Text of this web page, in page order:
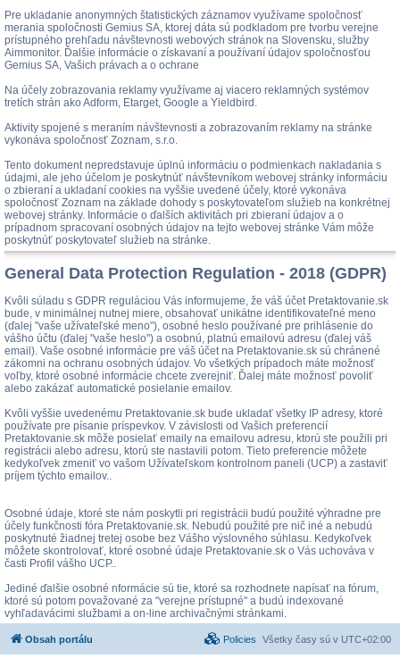
Pre ukladanie anonymných štatistických záznamov využívame spoločnosť
merania spoločnosti Gemius SA, ktorej dáta sú podkladom pre tvorbu verejne
prístupného prehľadu návštevnosti webových stránok na Slovensku, služby
Aimmonitor. Ďalšie informácie o získavaní a používaní údajov spoločnosťou
Gemius SA, Vašich právach a o ochrane
Na účely zobrazovania reklamy využívame aj viacero reklamných systémov
tretích strán ako Adform, Etarget, Google a Yieldbird.
Aktivity spojené s meraním návštevnosti a zobrazovaním reklamy na stránke
vykonáva spoločnosť Zoznam, s.r.o.
Tento dokument nepredstavuje úplnú informáciu o podmienkach nakladania s
údajmi, ale jeho účelom je poskytnúť návštevníkom webovej stránky informáciu
o zbieraní a ukladaní cookies na vyššie uvedené účely, ktoré vykonáva
spoločnosť Zoznam na základe dohody s poskytovateľom služieb na konkrétnej
webovej stránky. Informácie o ďalších aktivitách pri zbieraní údajov a o
prípadnom spracovaní osobných údajov na tejto webovej stránke Vám môže
poskytnúť poskytovateľ služieb na stránke.
General Data Protection Regulation - 2018 (GDPR)
Kvôli súladu s GDPR reguláciou Vás informujeme, že váš účet Pretaktovanie.sk
bude, v minimálnej nutnej miere, obsahovať unikátne identifikovateľné meno
(ďalej "vaše užívateľské meno"), osobné heslo používané pre prihlásenie do
vášho účtu (ďalej "vaše heslo") a osobnú, platnú emailovú adresu (ďalej váš
email). Vaše osobné informácie pre váš účet na Pretaktovanie.sk sú chránené
zákomni na ochranu osobných údajov. Vo všetkých prípadoch máte možnosť
voľby, ktoré osobné informácie chcete zverejniť. Ďalej máte možnosť povoliť
alebo zakázať automatické posielanie emailov.
Kvôli vyššie uvedenému Pretaktovanie.sk bude ukladať všetky IP adresy, ktoré
používate pre písanie príspevkov. V závislosti od Vašich preferencií
Pretaktovanie.sk môže posielať emaily na emailovu adresu, ktorú ste použili pri
registrácii alebo adresu, ktorú ste nastavili potom. Tieto preferencie môžete
kedykoľvek zmeniť vo vašom Užívateľskom kontrolnom paneli (UCP) a zastaviť
príjem týchto emailov..
Osobné údaje, ktoré ste nám poskytli pri registrácii budú použité výhradne pre
účely funkčnosti fóra Pretaktovanie.sk. Nebudú použité pre nič iné a nebudú
poskytnuté žiadnej tretej osobe bez Vášho výslovného súhlasu. Kedykoľvek
môžete skontrolovať, ktoré osobné údaje Pretaktovanie.sk o Vás uchováva v
časti Profil vášho UCP..
Jediné ďalšie osobné nformácie sú tie, ktoré sa rozhodnete napísať na fórum,
ktoré sú potom považované za "verejne prístupné" a budú indexované
vyhľadavácimi službami a on-line archivačnými stránkami.
Obsah portálu Všetky časy sú v UTC+02:00
Policies